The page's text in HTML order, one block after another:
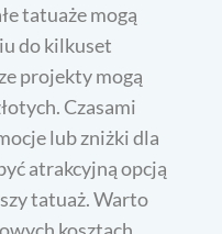
tatuaże mogą
do kilkuset
projekty mogą
Czasami
lub zniżki dla
atrakcyjną opcją
tatuaż. Warto